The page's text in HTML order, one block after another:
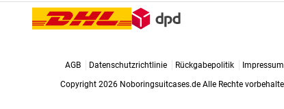
AGB Datenschutzrichtlinie Rückgabepolitik
Impressum
Copyright 2026 Noboringsuitcases.de Alle Rechte